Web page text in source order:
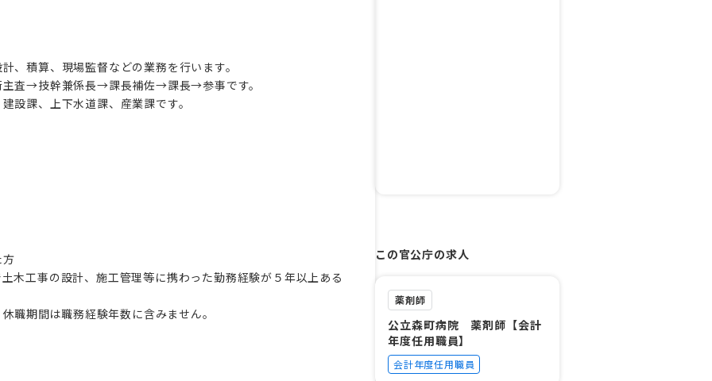
、積算、現場監督などの業務を行います。
査→技幹兼係長→課長補佐→課長→参事です。
設課、上下水道課、産業課です。
木工事の設計、施工管理等に携わった勤務経験が５年以上ある
職期間は職務経験年数に含みません。
この官公庁の求人
薬剤師
公立森町病院 薬剤師【会計
年度任用職員】
会計年度任用職員